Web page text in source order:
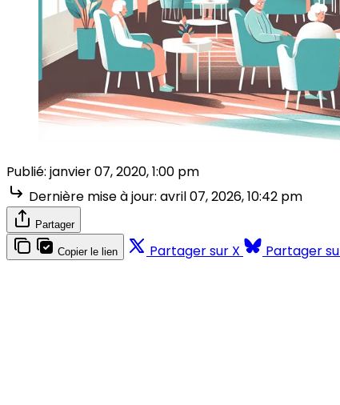
Publié: janvier 07, 2020, 1:00 pm
Dernière mise à jour: avril 07, 2026, 10:42 pm
Partager
Copier le lien Partager sur X Partager